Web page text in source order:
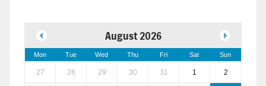
August 2026
Mon Tue Wed Thu Fri Sat Sun
27 28 29 30 31 1 2